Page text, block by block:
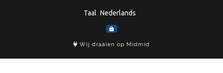
Taal
Wij draaien op Midmid